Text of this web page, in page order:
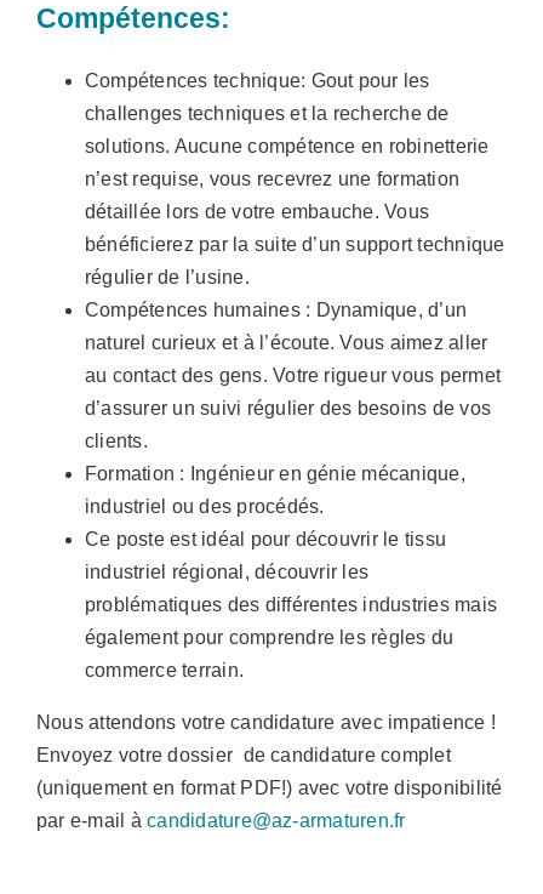
Compétences:
Compétences technique: Gout pour les
challenges techniques et la recherche de
solutions. Aucune compétence en robinetterie
n’est requise, vous recevrez une formation
détaillée lors de votre embauche. Vous
bénéficierez par la suite d’un support technique
régulier de l’usine.
Compétences humaines : Dynamique, d’un
naturel curieux et à l’écoute. Vous aimez aller
au contact des gens. Votre rigueur vous permet
d’assurer un suivi régulier des besoins de vos
clients.
Formation : Ingénieur en génie mécanique,
industriel ou des procédés.
Ce poste est idéal pour découvrir le tissu
industriel régional, découvrir les
problématiques des différentes industries mais
également pour comprendre les règles du
commerce terrain.
Nous attendons votre candidature avec impatience !
Envoyez votre dossier de candidature complet
(uniquement en format PDF!) avec votre disponibilité
par e-mail àcandidature@az-armaturen.fr